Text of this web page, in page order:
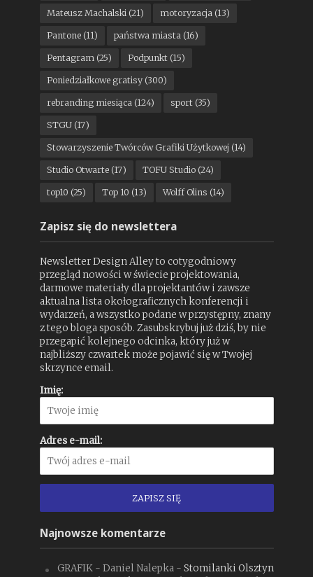
Mateusz Machalski (21) motoryzacja (13)
Pantone(11) państwa miasta (16)
Pentagram (25) Podpunkt(15)
Poniedziałkowe gratisy(300)
rebranding miesiąca (124) sport(35)
STGU(17)
Stowarzyszenie Twórców Grafiki Użytkowej (14)
Studio Otwarte(17) TOFU Studio(24)
top10 (25) Top 10 (13) Wolff Olins (14)
Zapisz się do newslettera
Newsletter Design Alley to cotygodniowy
przegląd nowości w świecie projektowania,
darmowe materiały dla projektantów i zawsze
aktualna lista okołograficznych konferencji i
wydarzeń, a wszystko podane w przystępny, znany
z tego bloga sposób. Zasubskrybuj już dziś, by nie
przegapić kolejnego odcinka, który już w
najbliższy czwartek może pojawić się w Twojej
skrzynce email.
Imię:
Adres e-mail:
Najnowsze komentarze
GRAFIK - Daniel Nalepka- Stomilanki Olsztyn